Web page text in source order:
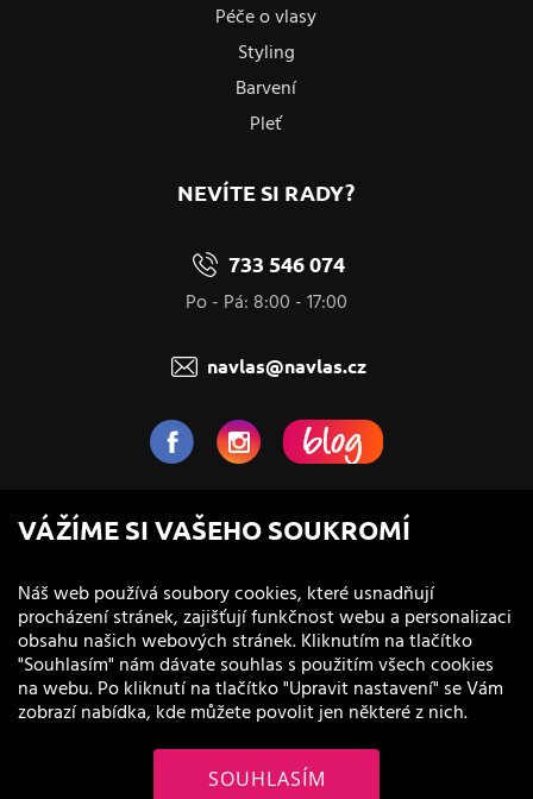
Péče o vlasy
Styling
Barvení
Pleť
NEVÍTE SI RADY?
733 546 074
Po - Pá: 8:00 - 17:00
navlas@navlas.cz
NaVlas.cz - Vlasová kosmetika
provozovatel e-shopu a prodejen
VÁŽÍME SI VAŠEHO SOUKROMÍ
Náš web používá soubory cookies, které usnadňují
procházení stránek, zajišťují funkčnost webu a personalizaci
obsahu našich webových stránek. Kliknutím na tlačítko
"Souhlasím" nám dávate souhlas s použitím všech cookies
na webu. Po kliknutí na tlačítko "Upravit nastavení" se Vám
zobrazí nabídka, kde můžete povolit jen některé z nich.
SOUHLASÍM